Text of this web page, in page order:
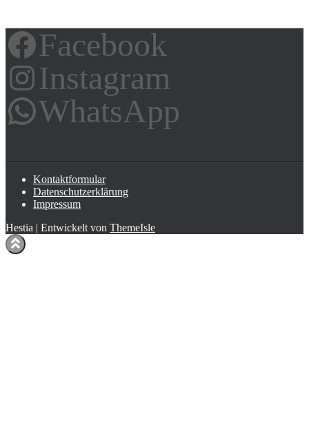
Facebook
Instagram
WhatsApp
Kontaktformular
Datenschutzerklärung
Impressum
Hestia | Entwickelt von ThemeIsle